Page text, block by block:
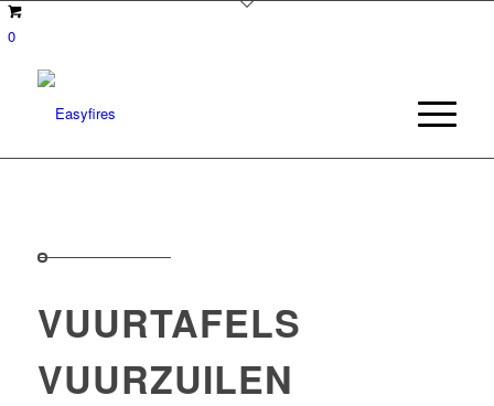
0
VUURTAFELS
VUURZUILEN